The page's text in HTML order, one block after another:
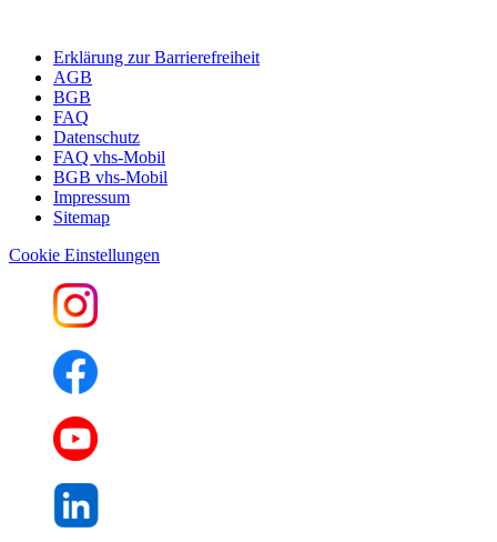
Erklärung zur Barrierefreiheit
AGB
BGB
FAQ
Datenschutz
FAQ vhs-Mobil
BGB vhs-Mobil
Impressum
Sitemap
Cookie Einstellungen